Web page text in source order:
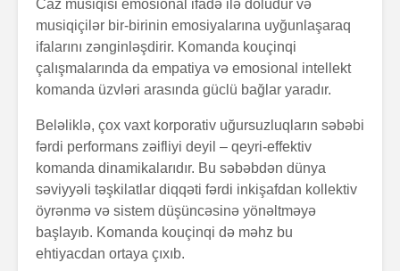
Caz musiqisi emosional ifadə ilə doludur və
musiqiçilər bir-birinin emosiyalarına uyğunlaşaraq
ifalarını zənginləşdirir. Komanda kouçinqi
çalışmalarında da empatiya və emosional intellekt
komanda üzvləri arasında güclü bağlar yaradır.
Beləliklə, çox vaxt korporativ uğursuzluqların səbəbi
fərdi performans zəifliyi deyil – qeyri-effektiv
komanda dinamikalarıdır. Bu səbəbdən dünya
səviyyəli təşkilatlar diqqəti fərdi inkişafdan kollektiv
öyrənmə və sistem düşüncəsinə yönəltməyə
başlayıb. Komanda kouçinqi də məhz bu
ehtiyacdan ortaya çıxıb.